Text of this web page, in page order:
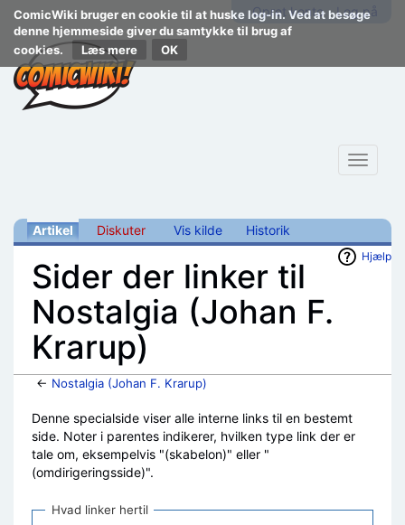
ComicWiki bruger en cookie til at huske log-in. Ved at besøge
denne hjemmeside giver du samtykke til brug af
cookies.
Læs mere
Opret konto Log på
Toggle
Artikel Diskuter Vis kilde Historik
Hjælp
Sider der linker til
Nostalgia (Johan F.
Krarup)
← Nostalgia (Johan F. Krarup)
Denne specialside viser alle interne links til en bestemt
side. Noter i parentes indikerer, hvilken type link der er
tale om, eksempelvis "(skabelon)" eller "
(omdirigeringsside)".
Hvad linker hertil